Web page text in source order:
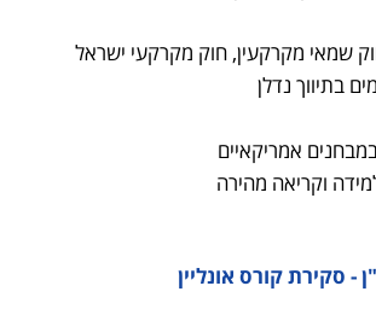
- סקירת קורס אונליין
שמאי מקרקעין, חוק מקרקעי ישראל
בתיווך נדלן
אמריקאיים
וקריאה מהירה